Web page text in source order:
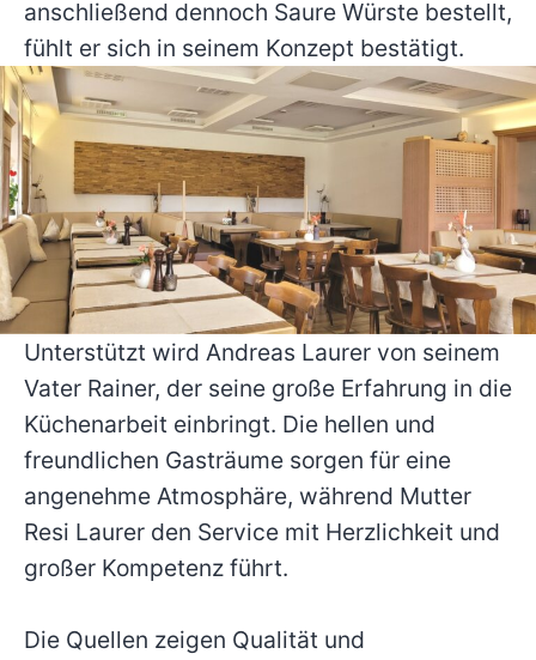
anschließend dennoch Saure Würste bestellt,
fühlt er sich in seinem Konzept bestätigt.
Unterstützt wird Andreas Laurer von seinem
Vater Rainer, der seine große Erfahrung in die
Küchenarbeit einbringt. Die hellen und
freundlichen Gasträume sorgen für eine
angenehme Atmosphäre, während Mutter
Resi Laurer den Service mit Herzlichkeit und
großer Kompetenz führt.
Die Quellen zeigen Qualität und